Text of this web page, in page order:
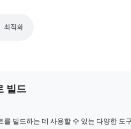
최적화
빌드
빌드하는 데 사용할 수 있는 다양한 도